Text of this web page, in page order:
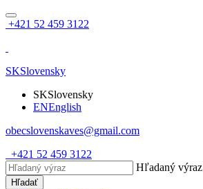
+421 52 459 3122
SKSlovensky
SKSlovensky
ENEnglish
obecslovenskaves@gmail.com
+421 52 459 3122
Hľadaný výraz
Hľadať